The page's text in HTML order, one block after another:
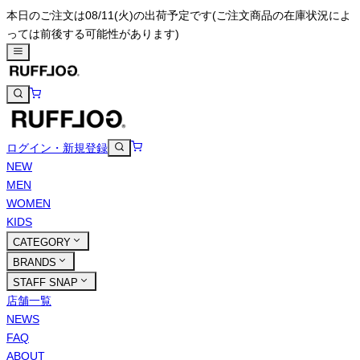
本日のご注文は08/11(火)の出荷予定です(ご注文商品の在庫状況によ
っては前後する可能性があります)
ログイン・新規登録
NEW
MEN
WOMEN
KIDS
CATEGORY
BRANDS
STAFF SNAP
店舗一覧
NEWS
FAQ
ABOUT